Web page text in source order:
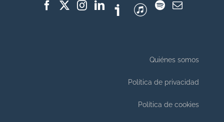
Quiénes somos
Política de privacidad
Política de cookies